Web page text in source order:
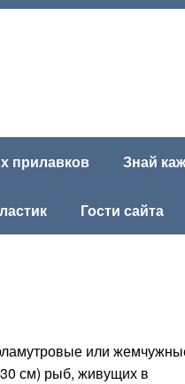
прилавков Знай
Гости сайта
или
см) рыб, живущих в